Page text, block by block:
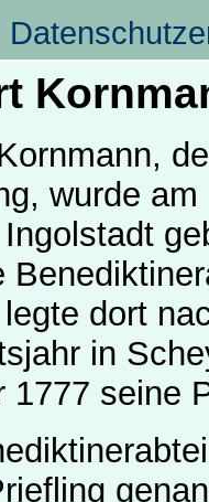
wurde
Ingolstadt
dort
in
1777 seine